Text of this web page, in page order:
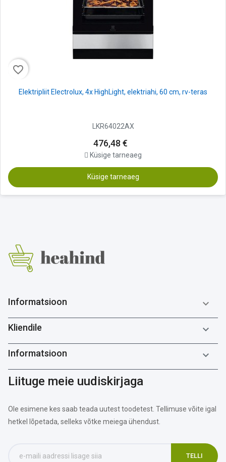
favorite_border
Elektripliit Electrolux, 4x HighLight, elektriahi, 60 cm, rv-teras
LKR64022AX
476,48 €
Küsige tarneaeg
Küsige tarneaeg
Informatsioon 
Kliendile 
Informatsioon 
Liituge meie uudiskirjaga
Ole esimene kes saab teada uutest toodetest. Tellimuse võite igal
hetkel lõpetada, selleks võtke meiega ühendust.